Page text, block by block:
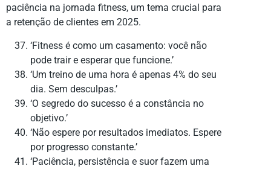
paciência na jornada fitness, um tema crucial para
a retenção de clientes em 2025.
‘Fitness é como um casamento: você não
pode trair e esperar que funcione.’
‘Um treino de uma hora é apenas 4% do seu
dia. Sem desculpas.’
‘O segredo do sucesso é a constância no
objetivo.’
‘Não espere por resultados imediatos. Espere
por progresso constante.’
‘Paciência, persistência e suor fazem uma